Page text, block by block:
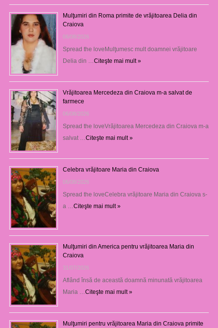
Mulţumiri din Roma primite de vrăjitoarea Delia din
Craiova
06/08/2026
Spread the loveMulţumesc mult doamnei vrăjitoare
Delia din …Citeşte mai mult »
Vrăjitoarea Mercedeza din Craiova m-a salvat de
farmece
06/08/2026
Spread the loveVrăjitoarea Mercedeza din Craiova m-a
salvat …Citeşte mai mult »
Celebra vrăjitoare Maria din Craiova
06/08/2026
Spread the loveCelebra vrăjitoare Maria din Craiova s-
a …Citeşte mai mult »
Mulţumiri din America pentru vrăjitoarea Maria din
Craiova
31/07/2026
Aflând însă de această doamnă minunată vrăjitoarea
Maria …Citeşte mai mult »
Mulţumiri pentru vrăjitoarea Maria din Craiova primite